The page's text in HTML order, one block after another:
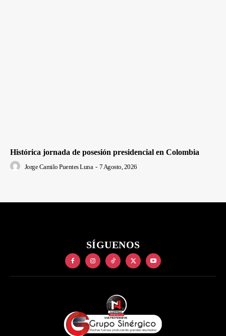
Histórica jornada de posesión presidencial en Colombia
Jorge Camilo Puentes Luna - 7 Agosto, 2026
SÍGUENOS